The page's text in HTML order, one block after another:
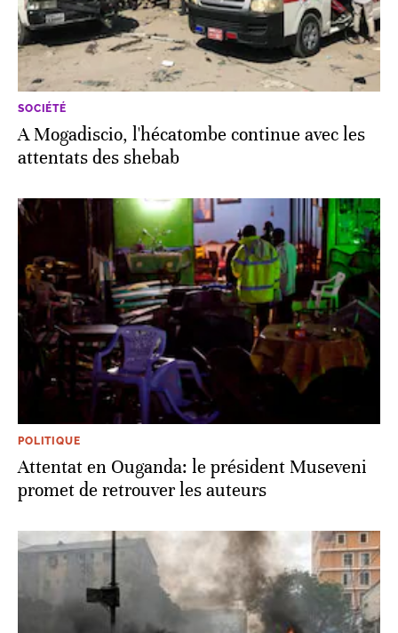
SOCIÉTÉ
A Mogadiscio, l'hécatombe continue avec les
attentats des shebab
POLITIQUE
Attentat en Ouganda: le président Museveni
promet de retrouver les auteurs